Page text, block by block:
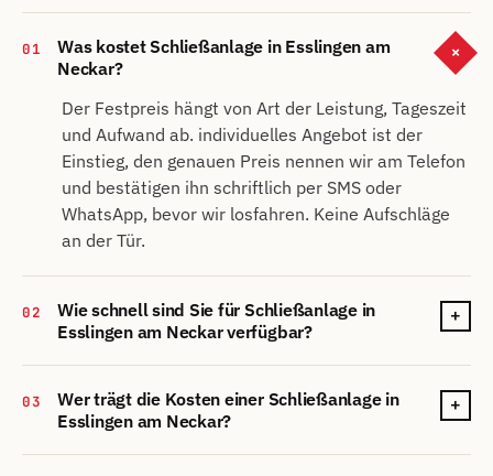
01
Was kostet Schließanlage in Esslingen am
Neckar?
+
Der Festpreis hängt von Art der Leistung, Tageszeit
und Aufwand ab. individuelles Angebot ist der
Einstieg, den genauen Preis nennen wir am Telefon
und bestätigen ihn schriftlich per SMS oder
WhatsApp, bevor wir losfahren. Keine Aufschläge
an der Tür.
02
Wie schnell sind Sie für Schließanlage in
Esslingen am Neckar verfügbar?
+
03
Wer trägt die Kosten einer Schließanlage in
Esslingen am Neckar?
+